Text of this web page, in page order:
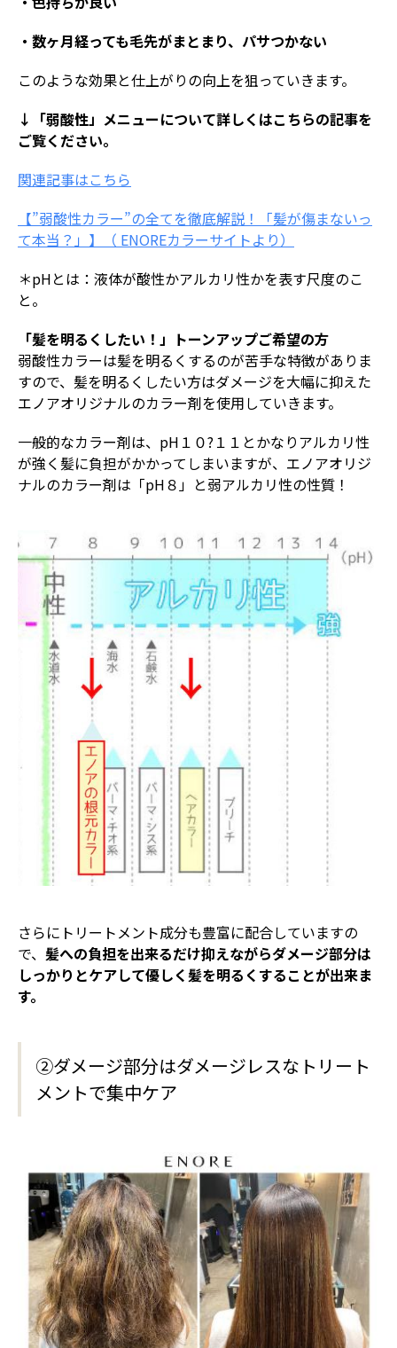
・数ヶ月経っても毛先がまとまり、パサつかない
このような効果と仕上がりの向上を狙っていきます。
↓「弱酸性」メニューについて詳しくはこちらの記事を
ご覧ください。
関連記事はこちら
【”弱酸性カラー”の全てを徹底解説！「髪が傷まないっ
て本当？」】（ ENOREカラーサイトより）
＊pHとは：液体が酸性かアルカリ性かを表す尺度のこ
と。
「髪を明るくしたい！」トーンアップご希望の方
弱酸性カラーは髪を明るくするのが苦手な特徴がありま
すので、髪を明るくしたい方はダメージを大幅に抑えた
エノアオリジナルのカラー剤を使用していきます。
一般的なカラー剤は、pH１０?１１とかなりアルカリ性
が強く髪に負担がかかってしまいますが、エノアオリジ
ナルのカラー剤は「pH８」と弱アルカリ性の性質！
さらにトリートメント成分も豊富に配合していますの
で、 髪への負担を出来るだけ抑えながらダメージ部分は
しっかりとケアして優しく髪を明るくすることが出来ま
す。
②ダメージ部分はダメージレスなトリート
メントで集中ケア